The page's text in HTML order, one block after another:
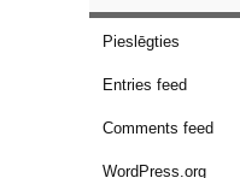
Pieslēgties
Entries feed
Comments feed
WordPress.org